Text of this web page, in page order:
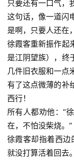
只要还有一口气，
这句话，像一道闪
是啊，只要人还在
徐霞客重新振作起
是江阴望族），终
几件旧衣服和一点
有了这点微薄的补
西行！
所有人都劝他：“
在，不怕没柴烧。”
徐霞客却指着西边
就没打算活着回去